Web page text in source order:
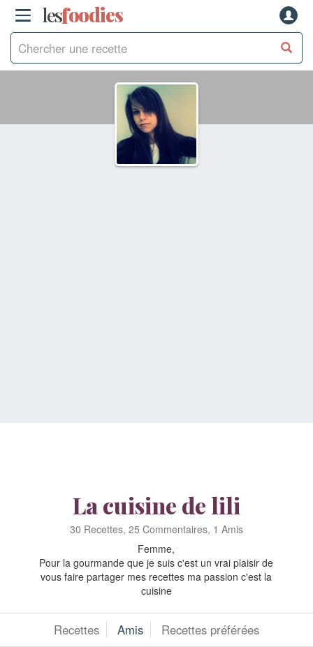
lesfoodies
La cuisine de lili
30 Recettes, 25 Commentaires, 1 Amis
Femme,
Pour la gourmande que je suis c'est un vrai plaisir de
vous faire partager mes recettes ma passion c'est la
cuisine
Recettes Amis Recettes préférées